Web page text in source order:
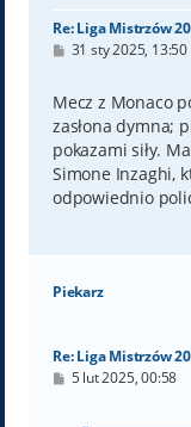
Re: Liga Mistrzów
P
t
31 sty 2025, 13:50
Mecz z Monaco
zasłona dymna;
pokazami siły.
Simone Inzaghi,
odpowiednio
Piekarz
Re: Liga Mistrzów
P5 lut 2025, 00:58